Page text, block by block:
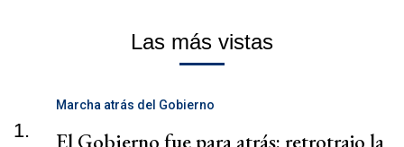
Las más vistas
1.
Marcha atrás del Gobierno
El Gobierno fue para atrás: retrotrajo la